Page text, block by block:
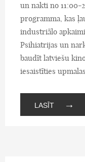
un nakti no 11:00-
programma, kas
industriālo
Psihiatrijas un
baudīt latviešu
iesaistīties
LASĪT →